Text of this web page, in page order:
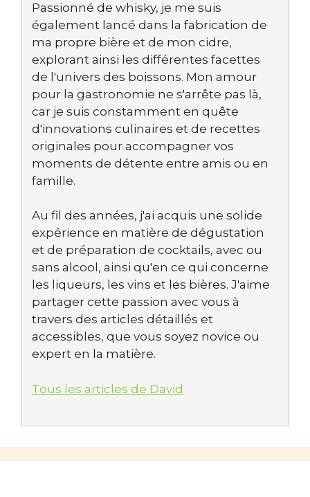
Passionné de whisky, je me suis
également lancé dans la fabrication de
ma propre bière et de mon cidre,
explorant ainsi les différentes facettes
de l'univers des boissons. Mon amour
pour la gastronomie ne s'arrête pas là,
car je suis constamment en quête
d'innovations culinaires et de recettes
originales pour accompagner vos
moments de détente entre amis ou en
famille.
Au fil des années, j'ai acquis une solide
expérience en matière de dégustation
et de préparation de cocktails, avec ou
sans alcool, ainsi qu'en ce qui concerne
les liqueurs, les vins et les bières. J'aime
partager cette passion avec vous à
travers des articles détaillés et
accessibles, que vous soyez novice ou
expert en la matière.
Tous les articles de David